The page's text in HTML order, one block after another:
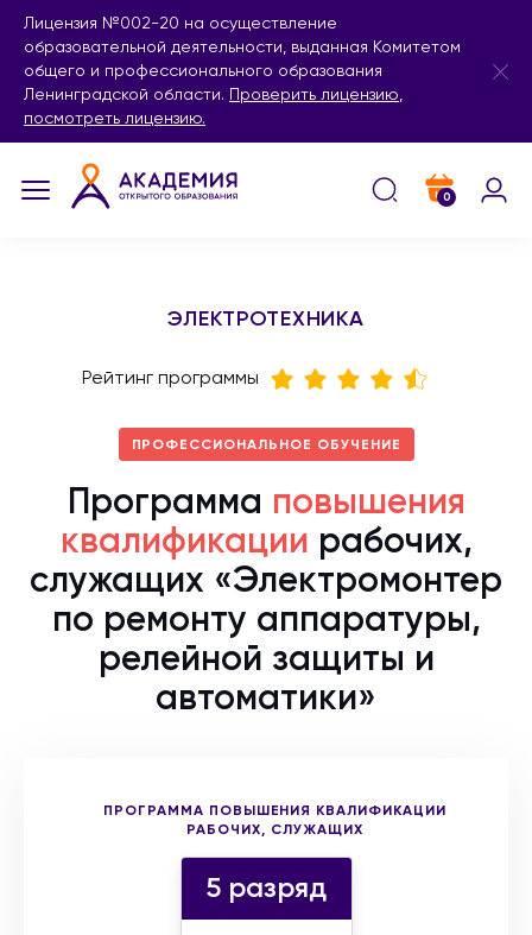
Лицензия №002-20 на осуществление
образовательной деятельности, выданная Комитетом
общего и профессионального образования
Ленинградской области.
Проверить лицензию,
посмотреть лицензию.
0
ЭЛЕКТРОТЕХНИКА
Рейтинг программы
ПРОФЕССИОНАЛЬНОЕ ОБУЧЕНИЕ
Программа повышения
квалификации рабочих,
служащих «Электромонтер
по ремонту аппаратуры,
релейной защиты и
автоматики»
ПРОГРАММА ПОВЫШЕНИЯ КВАЛИФИКАЦИИ
РАБОЧИХ, СЛУЖАЩИХ
Выберите форму участия
5 разряд